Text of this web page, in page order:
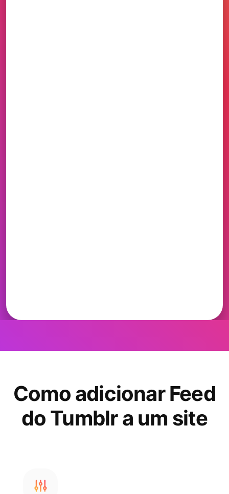
Como adicionar Feed
do Tumblr a um site